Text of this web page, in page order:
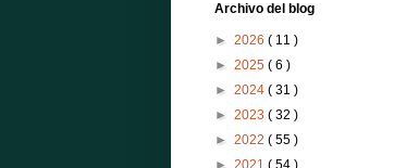
Archivo del blog
► 2026 ( 11 )
► 2025 ( 6 )
► 2024 ( 31 )
► 2023 ( 32 )
► 2022 ( 55 )
► 2021 ( 54 )